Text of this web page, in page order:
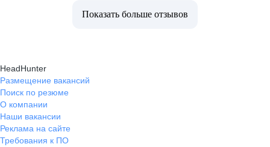
Показать больше отзывов
HeadHunter
Размещение вакансий
Поиск по резюме
О компании
Наши вакансии
Реклама на сайте
Требования к ПО